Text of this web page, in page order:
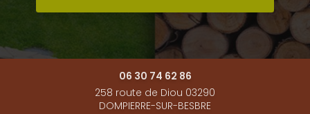
06 30 74 62 86
258 route de Diou 03290
DOMPIERRE-SUR-BESBRE